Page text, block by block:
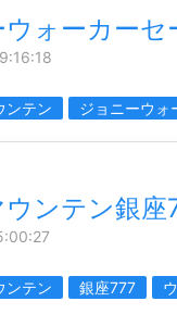
ォーカーセ
ンテン ジョニーウォ
ウンテン銀座
ンテン 銀座777